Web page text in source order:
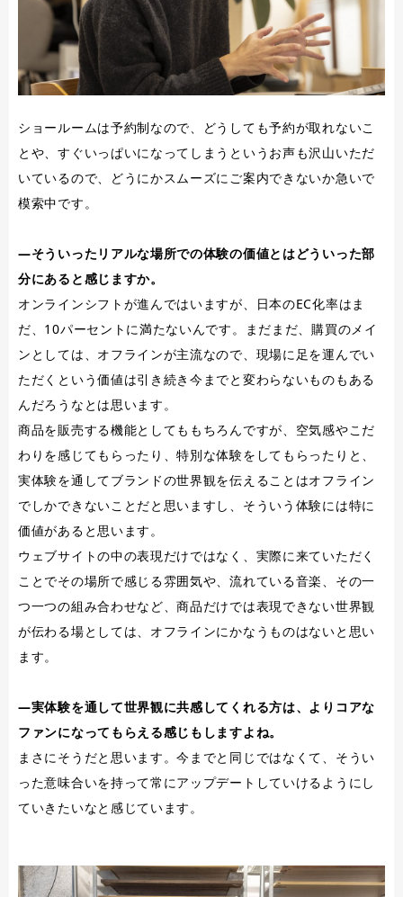
ショールームは予約制なので、どうしても予約が取れないこ
とや、すぐいっぱいになってしまうというお声も沢山いただ
いているので、どうにかスムーズにご案内できないか急いで
模索中です。
―そういったリアルな場所での体験の価値とはどういった部
分にあると感じますか。
オンラインシフトが進んではいますが、日本のEC化率はま
だ、10パーセントに満たないんです。まだまだ、購買のメイ
ンとしては、オフラインが主流なので、現場に足を運んでい
ただくという価値は引き続き今までと変わらないものもある
んだろうなとは思います。
商品を販売する機能としてももちろんですが、空気感やこだ
わりを感じてもらったり、特別な体験をしてもらったりと、
実体験を通してブランドの世界観を伝えることはオフライン
でしかできないことだと思いますし、そういう体験には特に
価値があると思います。
ウェブサイトの中の表現だけではなく、実際に来ていただく
ことでその場所で感じる雰囲気や、流れている音楽、その一
つ一つの組み合わせなど、商品だけでは表現できない世界観
が伝わる場としては、オフラインにかなうものはないと思い
ます。
―実体験を通して世界観に共感してくれる方は、よりコアな
ファンになってもらえる感じもしますよね。
まさにそうだと思います。今までと同じではなくて、そうい
った意味合いを持って常にアップデートしていけるようにし
ていきたいなと感じています。